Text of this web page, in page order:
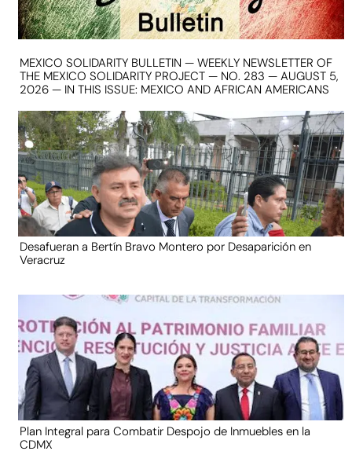
MEXICO SOLIDARITY BULLETIN — WEEKLY NEWSLETTER OF
THE MEXICO SOLIDARITY PROJECT — NO. 283 — AUGUST 5,
2026 — IN THIS ISSUE: MEXICO AND AFRICAN AMERICANS
Desafueran a Bertín Bravo Montero por Desaparición en
Veracruz
Plan Integral para Combatir Despojo de Inmuebles en la
CDMX